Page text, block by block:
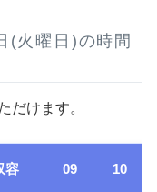
(火曜日)の時間
だけます。
容 09 10